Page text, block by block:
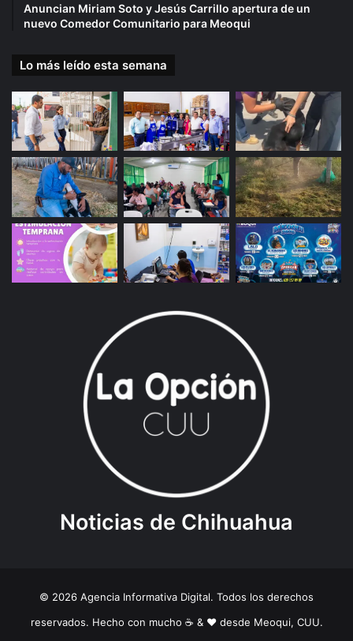
Anuncian Miriam Soto y Jesús Carrillo apertura de un
nuevo Comedor Comunitario para Meoqui
Lo más leído esta semana
Noticias de Chihuahua
© 2026 Agencia Informativa Digital. Todos los derechos
reservados. Hecho con mucho ☕️ & ❤️ desde Meoqui, CUU.